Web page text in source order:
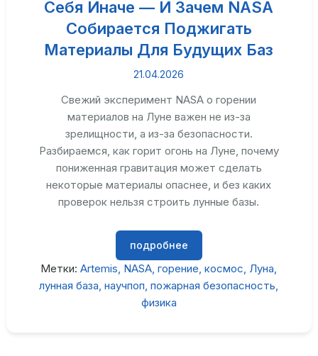
Себя Иначе — И Зачем NASA
Собирается Поджигать
Материалы Для Будущих Баз
21.04.2026
Свежий эксперимент NASA о горении
материалов на Луне важен не из-за
зрелищности, а из-за безопасности.
Разбираемся, как горит огонь на Луне, почему
пониженная гравитация может сделать
некоторые материалы опаснее, и без каких
проверок нельзя строить лунные базы.
подробнее
Метки:Artemis NASA горение космос Луна
лунная база научпоп пожарная безопасность
физика